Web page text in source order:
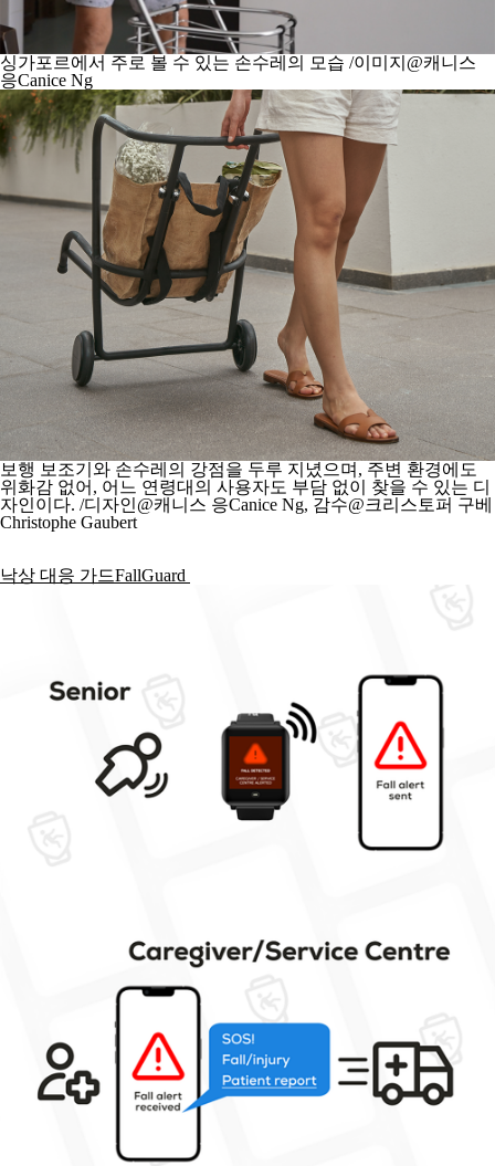
싱가포르에서 주로 볼 수 있는 손수레의 모습 /이미지@캐니스
응Canice Ng
보행 보조기와 손수레의 강점을 두루 지녔으며, 주변 환경에도
위화감 없어, 어느 연령대의 사용자도 부담 없이 찾을 수 있는 디
자인이다. /디자인@캐니스 응Canice Ng, 감수@크리스토퍼 구베
Christophe Gaubert
낙상 대응 가드FallGuard